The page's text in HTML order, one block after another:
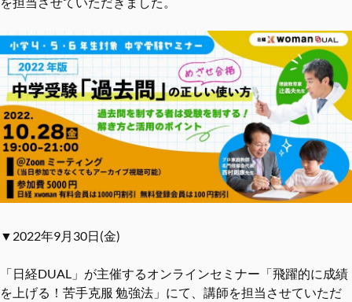
▼2022年9月30日(金)
「日経DUAL」が主催するオンラインセミナー「飛躍的に成績
を上げる！苦手克服 勉強法」にて、講師を担当させていただ